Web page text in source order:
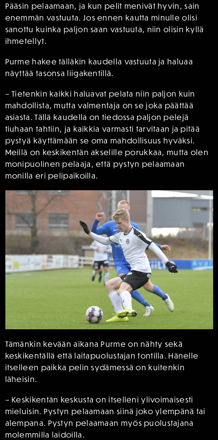
Pääsin pelaamaan, ja kun pelit menivät hyvin, sain
enemmän vastuuta. Jos ennen kautta minulle olisi
sanottu kuinka paljon saan vastuuta, niin olisin kyllä
ihmetellyt.
Purme hakee tälläkin kaudella vastuuta ja haluaa
näyttää tasonsa liigakentillä.
– Tietenkin kaikki haluavat pelata niin paljon kuin
mahdollista, mutta valmentaja on se joka päättää
asiasta. Tällä kaudella on tiedossa paljon pelejä
tiuhaan tahtiin, ja kaikkia varmasti tarvitaan ja pitää
pystyä käyttämään se oma mahdollisuus hyväksi.
Meillä on keskikentän akselille porukkaa, mutta olen
monipuolinen pelaaja, että pystyn pelaamaan
monilla eri pelipaikoilla.
Tämänkin kevään aikana Purme on nähty sekä
keskikentällä että laitapuolustajan tontilla. Hänelle
itselleen paikka pelin sydämessä on kuitenkin
läheisin.
– Keskikentän keskusta on itselleni ylivoimaisesti
mieluisin. Pystyn pelaamaan siinä joko ylempänä tai
alempana. Pystyn pelaamaan myös puolustajana
molemmilla laidoilla.